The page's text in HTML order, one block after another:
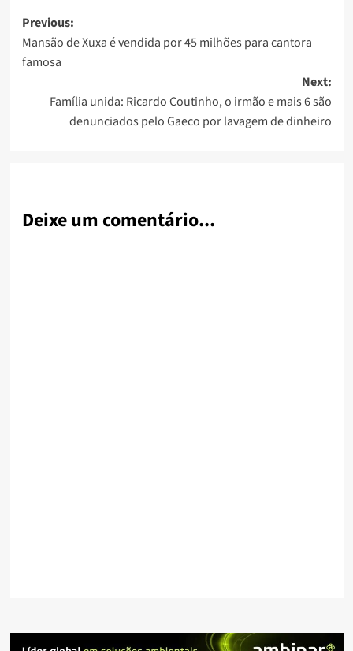
cidade, e de Sérgio
Queiroz (Novo),…
Post
navigation
Previous:
Mansão de Xuxa é vendida por 45 milhões para cantora
famosa
Next:
Família unida: Ricardo Coutinho, o irmão e mais 6 são
denunciados pelo Gaeco por lavagem de dinheiro
Deixe um comentário...